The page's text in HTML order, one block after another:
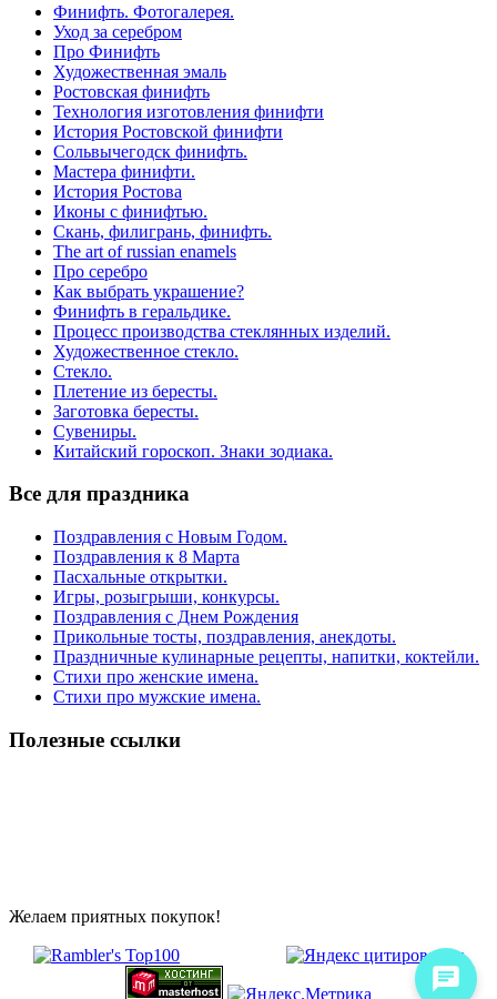
Финифть. Фотогалерея.
Уход за серебром
Про Финифть
Художественная эмаль
Ростовская финифть
Технология изготовления финифти
История Ростовской финифти
Сольвычегодск финифть.
Мастера финифти.
История Ростова
Иконы с финифтью.
Скань, филигрань, финифть.
The art of russian enamels
Про серебро
Как выбрать украшение?
Финифть в геральдике.
Процесс производства стеклянных изделий.
Художественное стекло.
Стекло.
Плетение из бересты.
Заготовка бересты.
Сувениры.
Китайский гороскоп. Знаки зодиака.
Все для праздника
Поздравления с Новым Годом.
Поздравления к 8 Марта
Пасхальные открытки.
Игры, розыгрыши, конкурсы.
Поздравления с Днем Рождения
Прикольные тосты, поздравления, анекдоты.
Праздничные кулинарные рецепты, напитки, коктейли.
Стихи про женские имена.
Стихи про мужские имена.
Полезные ссылки
Желаем приятных покупок!